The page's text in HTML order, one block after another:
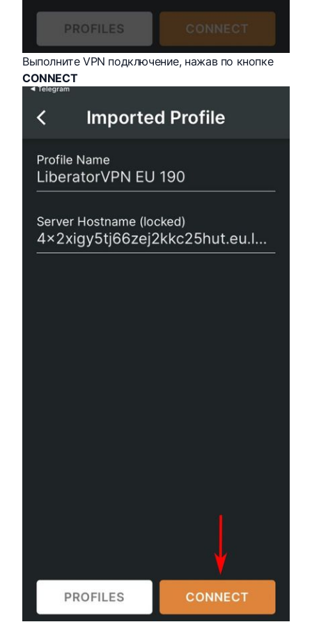
Выполните VPN подключение, нажав по кнопке
CONNECT